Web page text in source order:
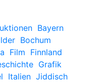
Bayern
Bochum
Film Finnland
Grafik
Italien Jiddisch